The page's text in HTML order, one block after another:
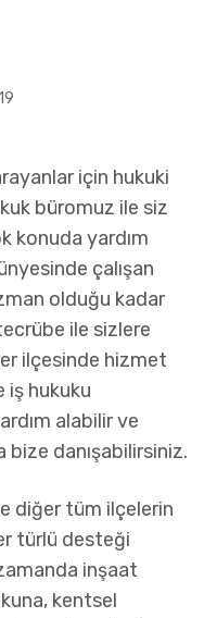
için hukuki
büromuz ile siz
konuda yardım
çalışan
olduğu kadar
ile sizlere
ilçesinde hizmet
iş hukuku
alabilir ve
bize danışabilirsiniz.
diğer tüm ilçelerin
türlü desteği
inşaat
kentsel